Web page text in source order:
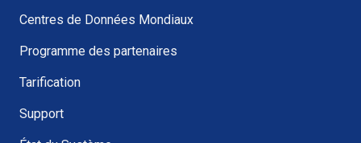
Centres de Données Mondiaux
Programme des partenaires
Tarification
Support